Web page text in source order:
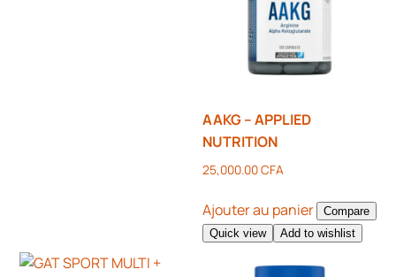
AAKG – APPLIED
NUTRITION
25,000.00CFA
Ajouter au panier
Compare
Quick view
Add to wishlist